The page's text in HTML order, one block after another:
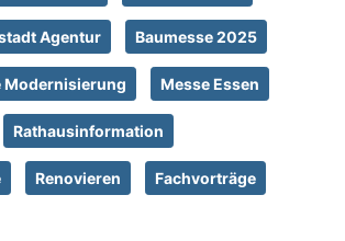
Agentur Baumesse 2025
Modernisierung Messe Essen
Rathausinformation
Renovieren Fachvorträge